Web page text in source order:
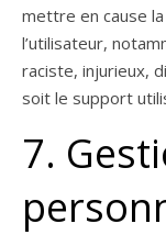
mettre en cause
l’utilisateur,
raciste, injurieux,
soit le support
7.